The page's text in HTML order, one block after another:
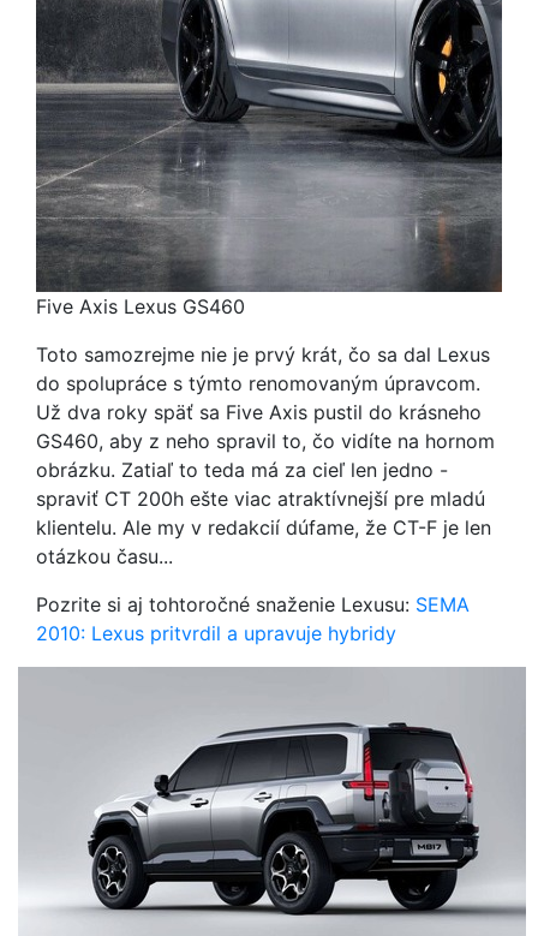
Five Axis Lexus GS460
Toto samozrejme nie je prvý krát, čo sa dal Lexus
do spolupráce s týmto renomovaným úpravcom.
Už dva roky späť sa Five Axis pustil do krásneho
GS460, aby z neho spravil to, čo vidíte na hornom
obrázku. Zatiaľ to teda má za cieľ len jedno -
spraviť CT 200h ešte viac atraktívnejší pre mladú
klientelu. Ale my v redakcií dúfame, že CT-F je len
otázkou času...
Pozrite si aj tohtoročné snaženie Lexusu: SEMA
2010: Lexus pritvrdil a upravuje hybridy